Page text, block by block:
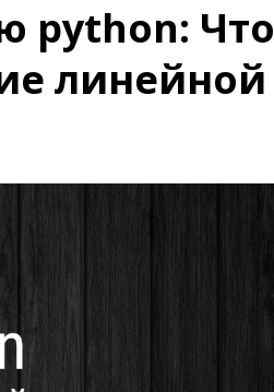
python: Что
линейной